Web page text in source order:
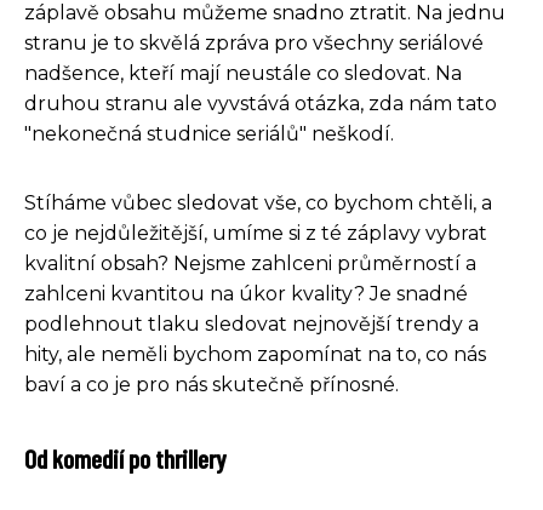
záplavě obsahu můžeme snadno ztratit. Na jednu
stranu je to skvělá zpráva pro všechny seriálové
nadšence, kteří mají neustále co sledovat. Na
druhou stranu ale vyvstává otázka, zda nám tato
"nekonečná studnice seriálů" neškodí.
Stíháme vůbec sledovat vše, co bychom chtěli, a
co je nejdůležitější, umíme si z té záplavy vybrat
kvalitní obsah? Nejsme zahlceni průměrností a
zahlceni kvantitou na úkor kvality? Je snadné
podlehnout tlaku sledovat nejnovější trendy a
hity, ale neměli bychom zapomínat na to, co nás
baví a co je pro nás skutečně přínosné.
Od komedií po thrillery